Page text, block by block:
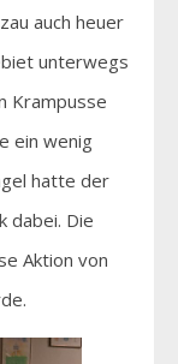
auch heuer
unterwegs
Krampusse
ein wenig
hatte der
dabei. Die
Aktion von